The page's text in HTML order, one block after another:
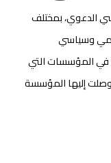
الدعوي، بمختلف
وسياسي
في المؤسسات التي
إليها المؤسسة